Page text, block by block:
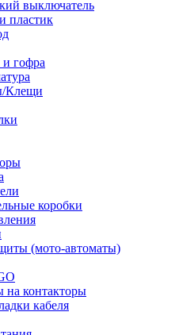
выключатель
пластик
и гофра
Клещи
коробки
(мото-автоматы)
на контакторы
кабеля